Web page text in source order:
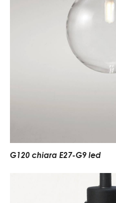
G120 chiara E27-G9 led